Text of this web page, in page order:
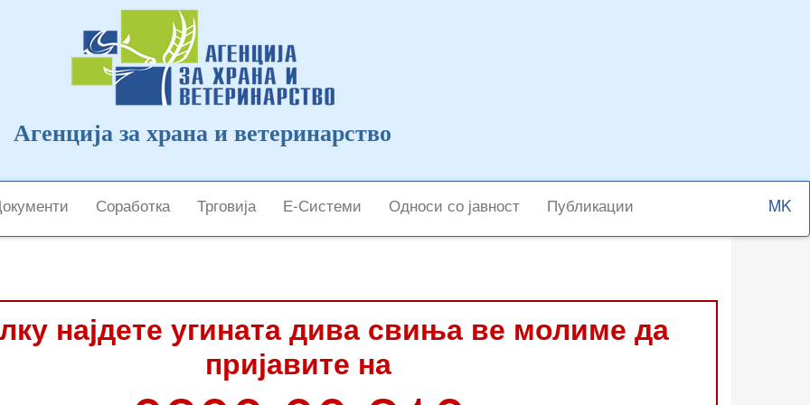
Агенција за храна и ветеринарство
Соработка Трговија Е-Системи Односи со јавност Публикации
Select
your
најдете угината дива свиња ве молиме да
пријавите на